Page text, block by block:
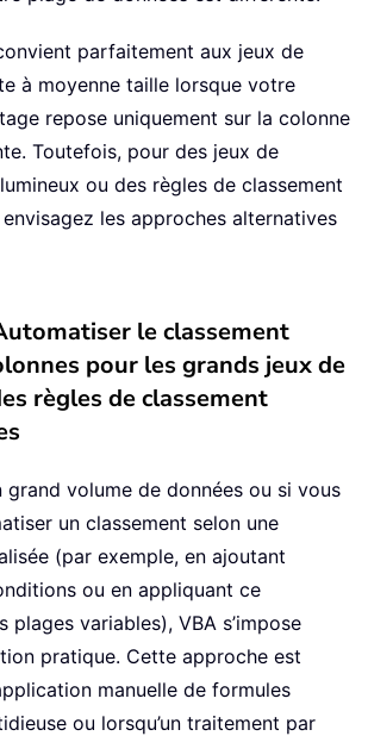
parfaitement aux jeux de
à moyenne taille lorsque votre
repose uniquement sur la colonne
Toutefois, pour des jeux de
ou des règles de classement
les approches alternatives
le classement
pour les grands jeux de
règles de classement
grand volume de données ou si vous
un classement selon une
(par exemple, en ajoutant
ou en appliquant ce
plages variables), VBA s’impose
pratique. Cette approche est
manuelle de formules
ou lorsqu’un traitement par